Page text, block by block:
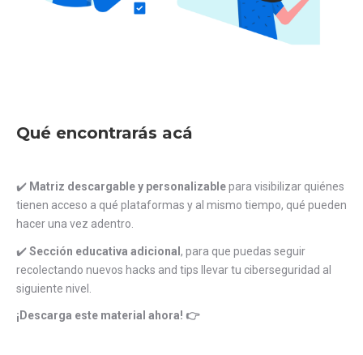
Qué encontrarás acá
✔️ Matriz descargable y personalizablepara visibilizar quiénes
tienen acceso a qué plataformas y al mismo tiempo, qué pueden
hacer una vez adentro.
✔️Sección educativa adicional, para que puedas seguir
recolectando nuevos hacks and tips llevar tu ciberseguridad al
siguiente nivel.
¡Descarga este material ahora! 👉